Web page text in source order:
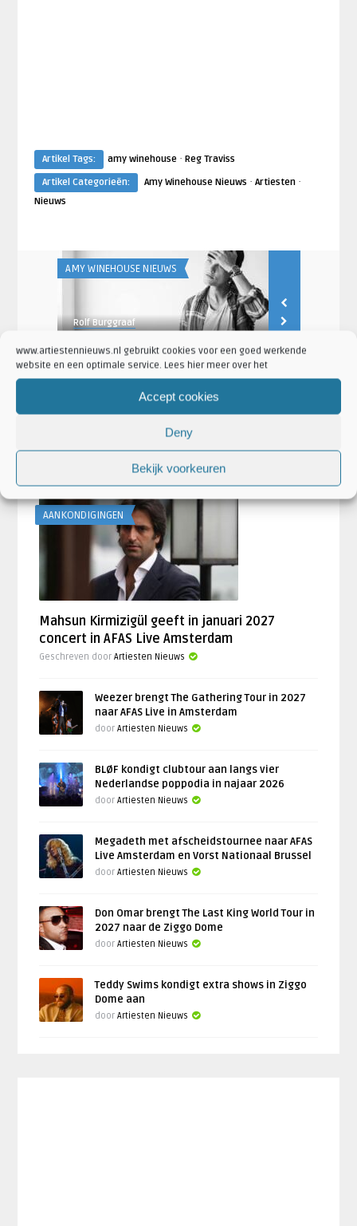
www.artiestennieuws.nl gebruikt cookies voor een goed werkende
website en een optimale service. Lees hier meer over het
Accept cookies
Deny
Bekijk voorkeuren
Artikel Tags: amy winehouse· Reg Traviss
Artikel Categorieën:
Amy Winehouse Nieuws · Artiesten·
Nieuws
AMY WINEHOUSE NIEUWS
Rolf Burggraaf
die je gezien moet hebben
gedraaide
AANKONDIGINGEN
Mahsun Kirmizigül geeft in januari 2027
concert in AFAS Live Amsterdam
Geschreven doorArtiesten Nieuws
Weezer brengt The Gathering Tour in 2027
naar AFAS Live in Amsterdam
doorArtiesten Nieuws
BLØF kondigt clubtour aan langs vier
Nederlandse poppodia in najaar 2026
doorArtiesten Nieuws
Megadeth met afscheidstournee naar AFAS
Live Amsterdam en Vorst Nationaal Brussel
doorArtiesten Nieuws
Don Omar brengt The Last King World Tour in
2027 naar de Ziggo Dome
doorArtiesten Nieuws
Teddy Swims kondigt extra shows in Ziggo
Dome aan
doorArtiesten Nieuws